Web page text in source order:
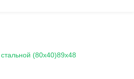
(80х40)89х48